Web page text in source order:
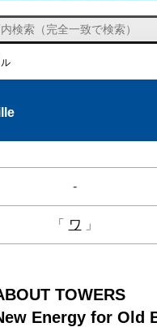
-
「 ワ 」
TOWERS
Energy for Old